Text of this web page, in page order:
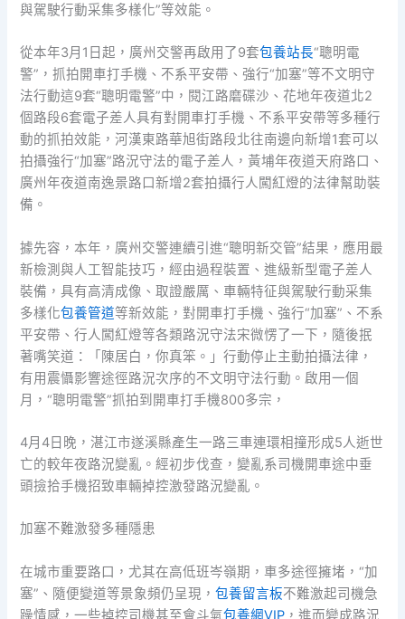
與駕駛行動采集多樣化”等效能。
從本年3月1日起，廣州交警再啟用了9套包養站長“聰明電
警”，抓拍開車打手機、不系平安帶、強行“加塞”等不文明守
法行動這9套“聰明電警”中，閱江路磨碟沙、花地年夜道北2
個路段6套電子差人具有對開車打手機、不系平安帶等多種行
動的抓拍效能，河漢東路華旭街路段北往南邊向新增1套可以
拍攝強行“加塞”路況守法的電子差人，黃埔年夜道天府路口、
廣州年夜道南逸景路口新增2套拍攝行人闖紅燈的法律幫助裝
備。
據先容，本年，廣州交警連續引進“聰明新交管”結果，應用最
新檢測與人工智能技巧，經由過程裝置、進級新型電子差人
裝備，具有高清成像、取證嚴厲、車輛特征與駕駛行動采集
多樣化包養管道等新效能，對開車打手機、強行“加塞”、不系
平安帶、行人闖紅燈等各類路況守法宋微愣了一下，隨後抿
著嘴笑道：「陳居白，你真笨。」行動停止主動拍攝法律，
有用震懾影響途徑路況次序的不文明守法行動。啟用一個
月，“聰明電警”抓拍到開車打手機800多宗，
4月4日晚，湛江市遂溪縣產生一路三車連環相撞形成5人逝世
亡的較年夜路況變亂。經初步伐查，變亂系司機開車途中垂
頭撿拾手機招致車輛掉控激發路況變亂。
加塞不難激發多種隱患
在城市重要路口，尤其在高低班岑嶺期，車多途徑擁堵，“加
塞”、隨便變道等景象頻仍呈現，包養留言板不難激起司機急
躁情感，一些掉控司機甚至會斗氣包養網VIP ，進而變成路況